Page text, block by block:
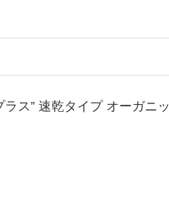
ス” 速乾タイプ オーガニッ